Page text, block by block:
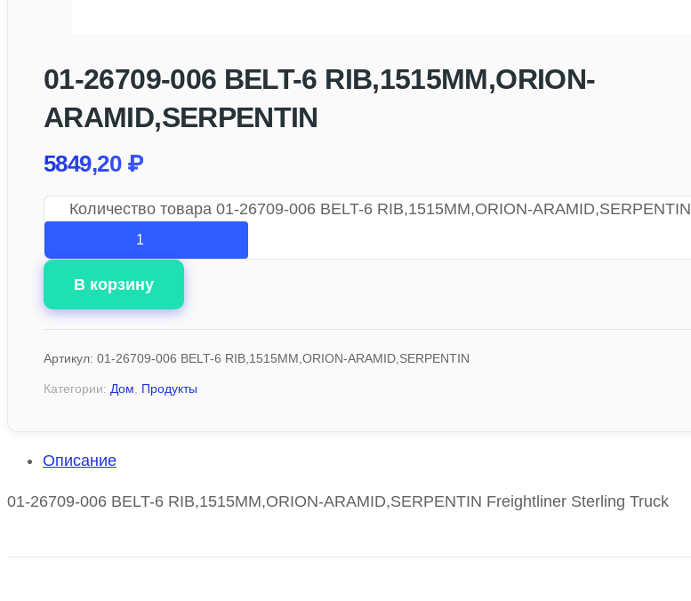
01-26709-006 BELT-6 RIB,1515MM,ORION-
ARAMID,SERPENTIN
5849,20 ₽
Количество товара 01-26709-006 BELT-6 RIB,1515MM,ORION-ARAMID,SERPENTIN
В корзину
Артикул: 01-26709-006 BELT-6 RIB,1515MM,ORION-ARAMID,SERPENTIN
Категории: Дом, Продукты
Описание
01-26709-006 BELT-6 RIB,1515MM,ORION-ARAMID,SERPENTIN Freightliner Sterling Truck